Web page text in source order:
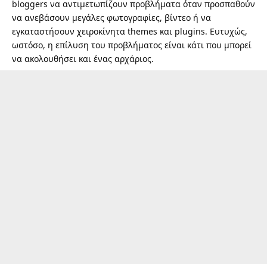
bloggers να αντιμετωπίζουν προβλήματα όταν προσπαθούν
να ανεβάσουν μεγάλες φωτογραφίες, βίντεο ή να
εγκαταστήσουν χειροκίνητα themes και plugins. Ευτυχώς,
ωστόσο, η επίλυση του προβλήματος είναι κάτι που μπορεί
να ακολουθήσει και ένας αρχάριος.